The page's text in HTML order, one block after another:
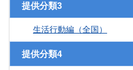
提供分類3
生活行動編（全国）
提供分類4